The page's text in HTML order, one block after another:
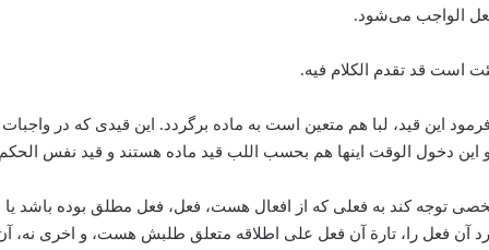
الواجب می‌‌شود.
است قد تقدم الکلام فیه.
فرمود این قید، ‌لبا هم متعین است به ماده برگردد. این قیدی که
دخول الوقت اینها هم بحسب اللب قید ماده هستند و قید نفس
توجه کند به فعلی که از افعال هست، ‌فعل، فعل مطلق بوده باشد یا
کرد آن فعل را، تارة آن فعل علی اطلاقه متعلق طلبش هست، و اخری